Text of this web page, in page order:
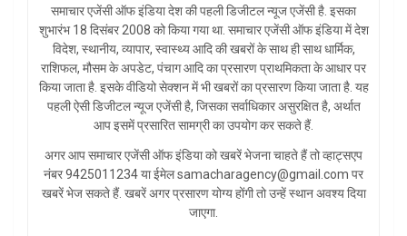
समाचार एजेंसी ऑफ इंडिया देश की पहली डिजीटल न्यूज एजेंसी है. इसका
शुभारंभ 18 दिसंबर 2008 को किया गया था. समाचार एजेंसी ऑफ इंडिया में देश
विदेश, स्थानीय, व्यापार, स्वास्थ्य आदि की खबरों के साथ ही साथ धार्मिक,
राशिफल, मौसम के अपडेट, पंचाग आदि का प्रसारण प्राथमिकता के आधार पर
किया जाता है. इसके वीडियो सेक्शन में भी खबरों का प्रसारण किया जाता है. यह
पहली ऐसी डिजीटल न्यूज एजेंसी है, जिसका सर्वाधिकार असुरक्षित है, अर्थात
आप इसमें प्रसारित सामग्री का उपयोग कर सकते हैं.
अगर आप समाचार एजेंसी ऑफ इंडिया को खबरें भेजना चाहते हैं तो व्हाट्सएप
नंबर 9425011234 या ईमेल samacharagency@gmail.com पर
खबरें भेज सकते हैं. खबरें अगर प्रसारण योग्य होंगी तो उन्हें स्थान अवश्य दिया
जाएगा.